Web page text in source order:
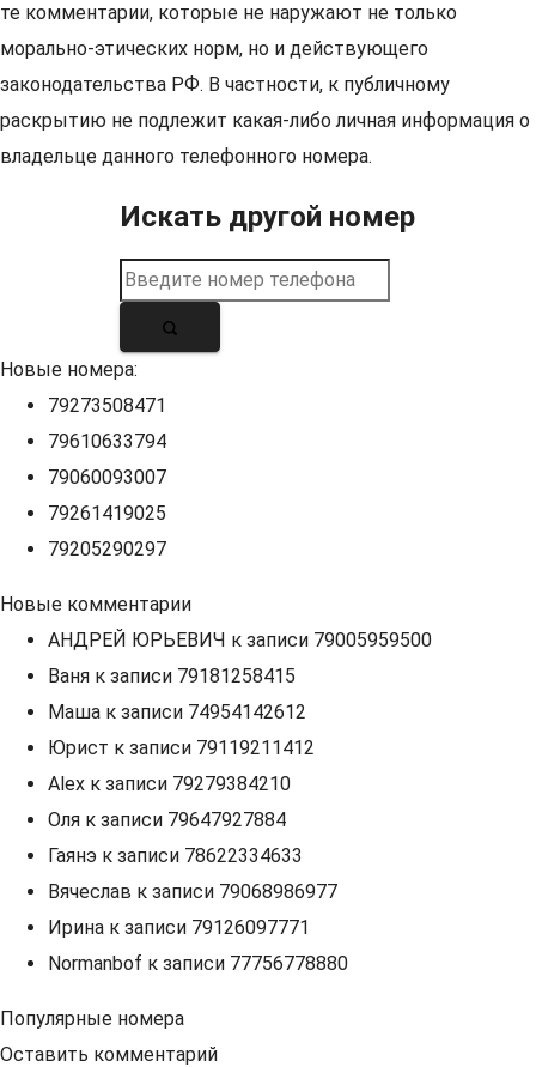
те комментарии, которые не наружают не только
морально-этических норм, но и действующего
законодательства РФ. В частности, к публичному
раскрытию не подлежит какая-либо личная информация о
владельце данного телефонного номера.
Искать другой номер
Новые номера:
79273508471
79610633794
79060093007
79261419025
79205290297
Новые комментарии
АНДРЕЙ ЮРЬЕВИЧ к записи 79005959500
Ваня к записи 79181258415
Маша к записи 74954142612
Юрист к записи 79119211412
Alex к записи 79279384210
Оля к записи 79647927884
Гаянэ к записи 78622334633
Вячеслав к записи 79068986977
Ирина к записи 79126097771
Normanbof к записи 77756778880
Популярные номера
Оставить комментарий